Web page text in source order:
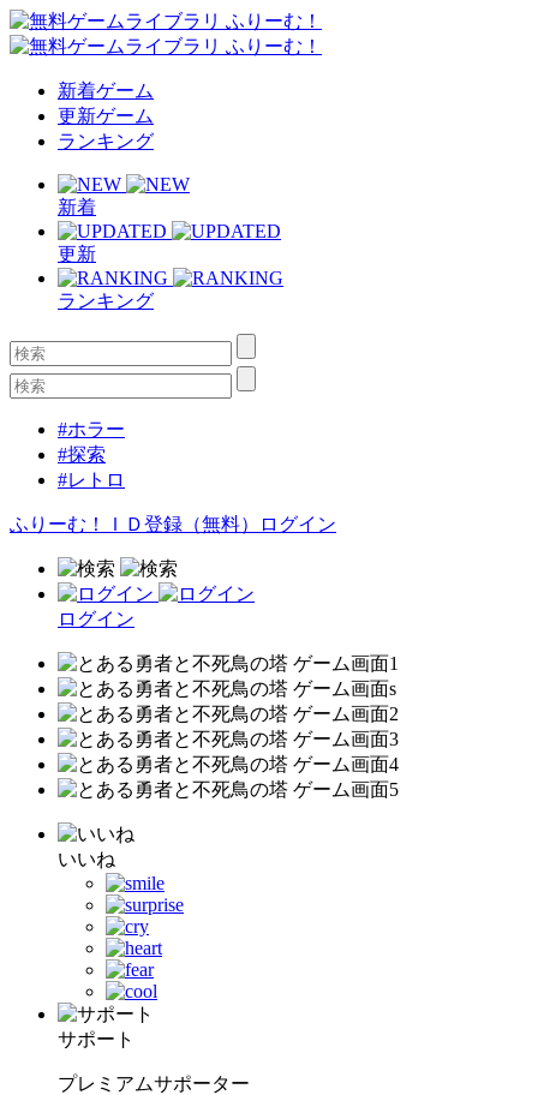
新着ゲーム
更新ゲーム
ランキング
新着
更新
ランキング
#ホラー
#探索
#レトロ
ふりーむ！ＩＤ登録（無料） ログイン
ログイン
いいね
サポート
プレミアムサポーター